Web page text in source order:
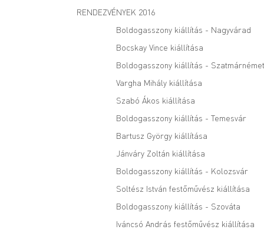
RENDEZVÉNYEK 2016
Boldogasszony kiállítás - Nagyvárad
Bocskay Vince kiállítása
Boldogasszony kiállítás -
Vargha Mihály kiállítása
Szabó Ákos kiállítása
Boldogasszony kiállítás - Temesvár
Bartusz György kiállítása
Jánváry Zoltán kiállítása
Boldogasszony kiállítás - Kolozsvár
Soltész István festőművész kiállítása
Boldogasszony kiállítás - Szováta
Iváncsó András festőművész kiállítása